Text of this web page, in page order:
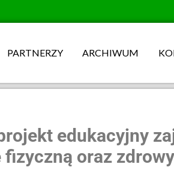
PARTNERZY ARCHIWUM
edukacyjny
oraz